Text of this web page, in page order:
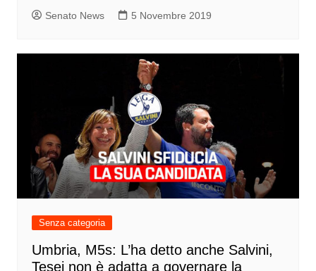
Senato News 5 Novembre 2019
Senza categoria
Umbria, M5s: L’ha detto anche Salvini,
Tesei non è adatta a governare la